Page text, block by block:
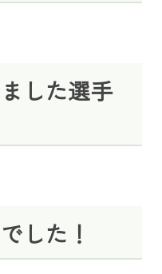
した選手
した！